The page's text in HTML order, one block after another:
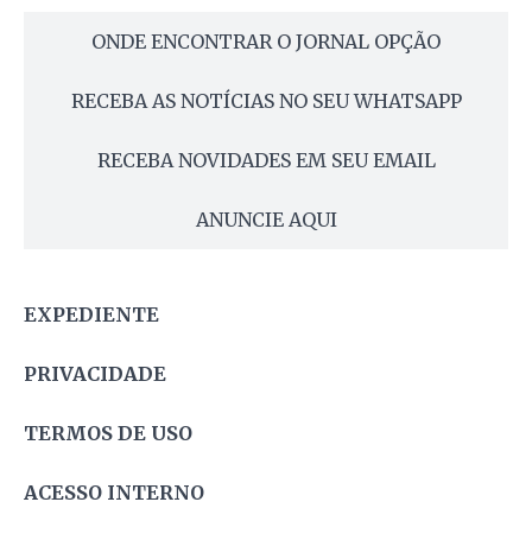
ONDE ENCONTRAR O JORNAL OPÇÃO
RECEBA AS NOTÍCIAS NO SEU WHATSAPP
RECEBA NOVIDADES EM SEU EMAIL
ANUNCIE AQUI
EXPEDIENTE
PRIVACIDADE
TERMOS DE USO
ACESSO INTERNO